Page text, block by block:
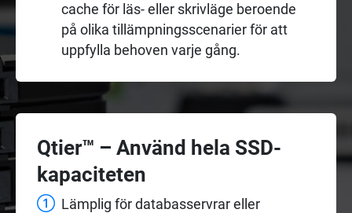
cache för läs- eller skrivläge beroende
på olika tillämpningsscenarier för att
uppfylla behoven varje gång.
Qtier™ – Använd hela SSD-
kapaciteten
Lämplig för databasservrar eller